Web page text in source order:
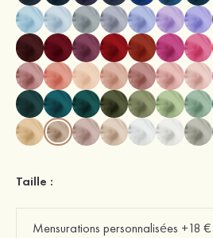
Taille :
Mensurations personnalisées +18 €